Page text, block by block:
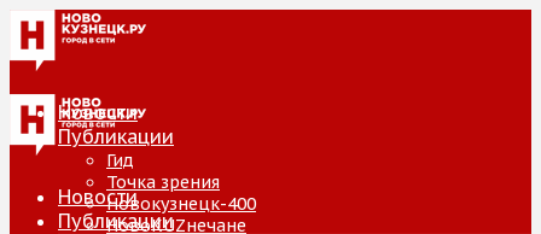
Новости
Публикации
Гид
Точка зрения
Новокузнецк-400
НовоKUZнечане
Новости
Публикации